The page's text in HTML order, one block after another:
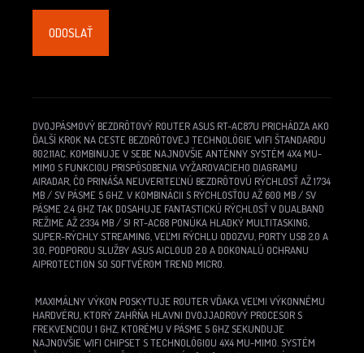
DVOJPÁSMOVÝ BEZDRÔTOVÝ ROUTER ASUS RT-AC87U PRICHÁDZA AKO
ĎALŠÍ KROK NA CESTE BEZDRÔTOVEJ TECHNOLÓGIE WIFI ŠTANDARDU
802.11AC. KOMBINUJE V SEBE NAJNOVŠIE ANTÉNNY SYSTÉM 4X4 MU-
MIMO S FUNKCIOU PRISPÔSOBENIA VYŽAROVACIEHO DIAGRAMU
AIRADAR, ČO PRINÁŠA NEUVERITEĽNÚ BEZDRÔTOVÚ RÝCHLOSŤ AŽ 1734
MB / SV PÁSME 5 GHZ. V KOMBINÁCII S RÝCHLOSŤOU AŽ 600 MB / SV
PÁSME 2.4 GHZ TAK DOSAHUJE FANTASTICKÚ RÝCHLOSŤ V DUALBAND
REŽIME AŽ 2334 MB / S! RT-AC68 PONÚKA HLADKÝ MULTITASKING,
SUPER-RÝCHLY STREAMING, VEĽMI RÝCHLU ODOZVU, PORTY USB 2.0 A
3.0, PODPOROU SLUŽBY ASUS AICLOUD 2.0 A DOKONALÚ OCHRANU
AIPROTECTION SO SOFTVÉROM TREND MICRO.
MAXIMÁLNY VÝKON POSKYTUJE ROUTER VĎAKA VEĽMI VÝKONNÉMU
HARDVÉRU, KTORÝ ZAHŔŇA HLAVNI DVOJJADROVÝ PROCESOR S
FREKVENCIOU 1 GHZ, KTORÉMU V PÁSME 5 GHZ SEKUNDUJE
NAJNOVŠIE WIFI CHIPSET S TECHNOLÓGIOU 4X4 MU-MIMO. SYSTÉM